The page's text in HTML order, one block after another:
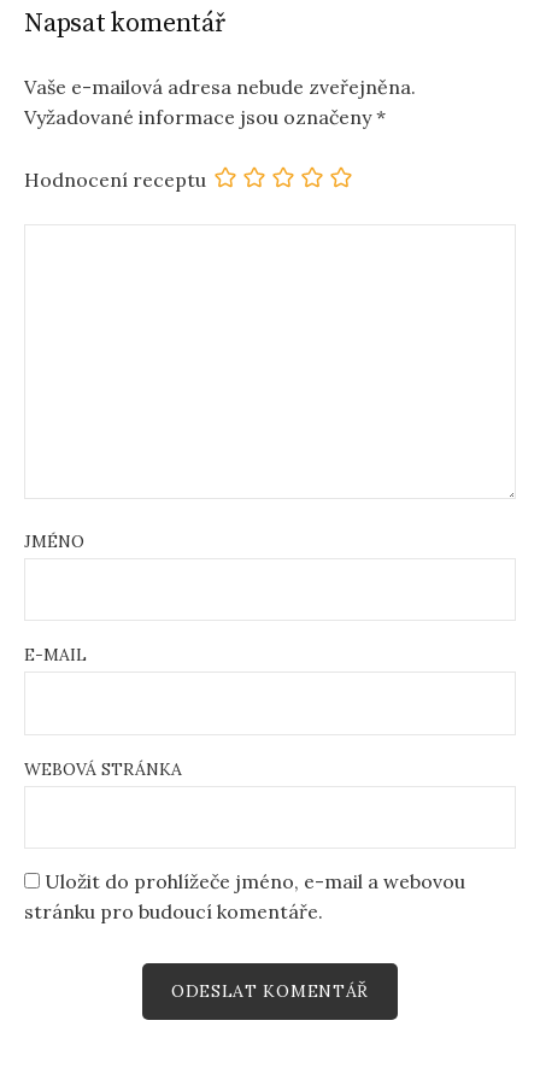
Napsat komentář
Vaše e-mailová adresa nebude zveřejněna.
Vyžadované informace jsou označeny*
Hodnocení receptu
JMÉNO
E-MAIL
WEBOVÁ STRÁNKA
Uložit do prohlížeče jméno, e-mail a webovou
stránku pro budoucí komentáře.